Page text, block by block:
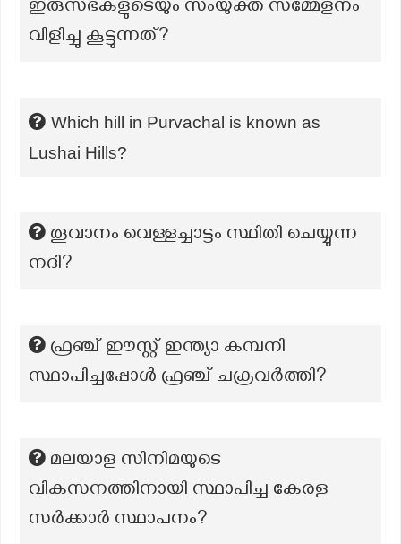
ഇരുസഭകളുടെയും സംയുക്ത സമ്മേളനം
വിളിച്ചു കൂട്ടുന്നത്?
Which hill in Purvachal is known as
Lushai Hills?
തൂവാനം വെള്ളച്ചാട്ടം സ്ഥിതി ചെയ്യുന്ന
നദി?
ഫ്രഞ്ച് ഈസ്റ്റ് ഇന്ത്യാ കമ്പനി
സ്ഥാപിച്ചപ്പോൾ ഫ്രഞ്ച് ചക്രവർത്തി?
മലയാള സിനിമയുടെ
വികസനത്തിനായി സ്ഥാപിച്ച കേരള
സർക്കാർ സ്ഥാപനം?